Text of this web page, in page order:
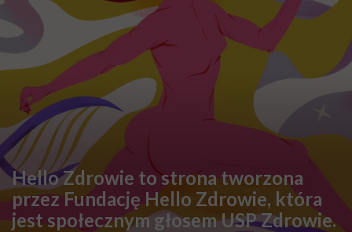
Hello Zdrowie to strona tworzona
przez Fundację Hello Zdrowie, która
jest społecznym głosem USP Zdrowie.